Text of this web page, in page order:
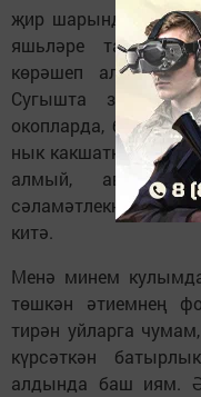
җир шарында
яшьләре
көрәшеп алар
Сугышта зур
окопларда,
нык какшаткандыр,
алмый, авыр
сәламәтлекнең
китә.
Менә минем
төшкән әтиемнең
тирән уйларга
күрсәткән
алдында баш иям.